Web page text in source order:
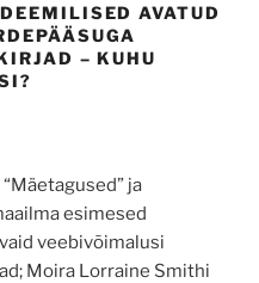
AVATUD
– KUHU
ja
esimesed
veebivõimalusi
Moira Lorraine Smithi